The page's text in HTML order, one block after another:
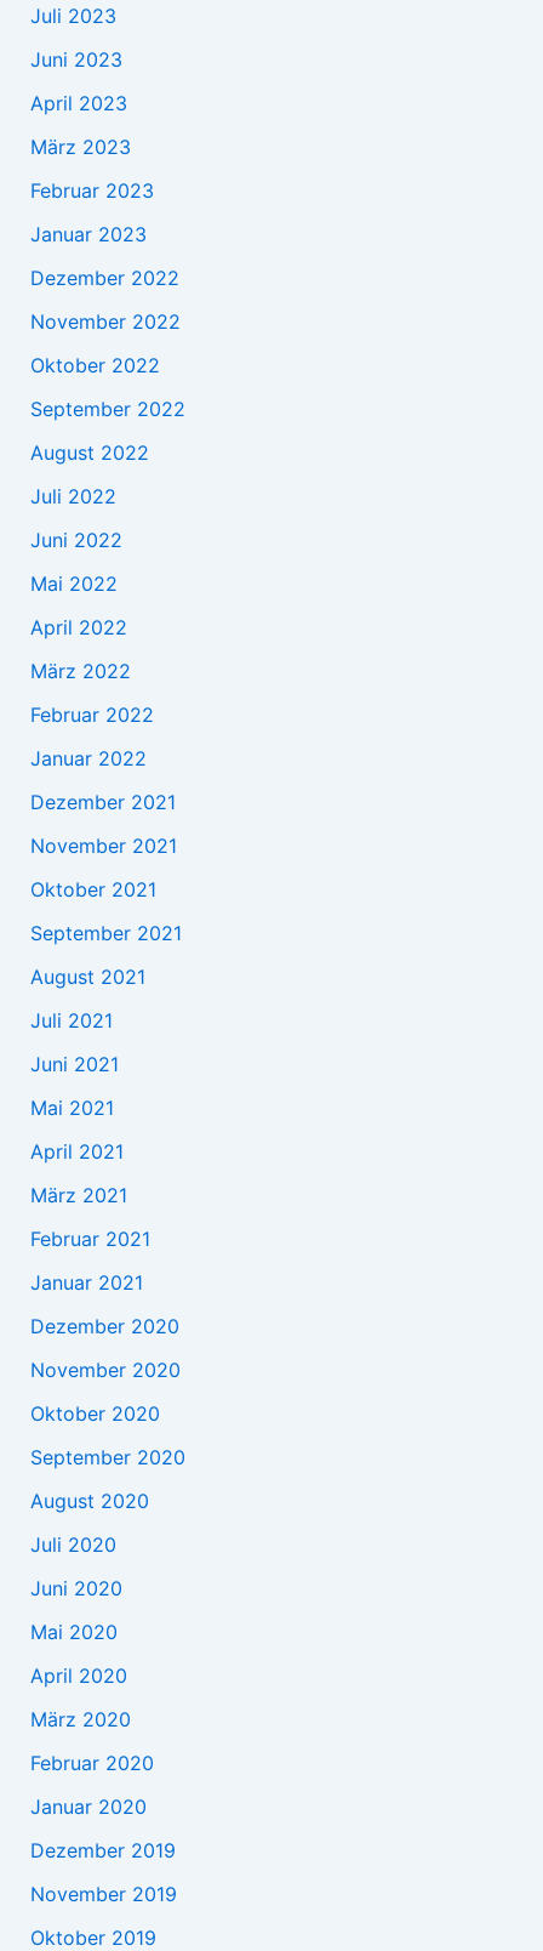
Juli 2023
Juni 2023
April 2023
März 2023
Februar 2023
Januar 2023
Dezember 2022
November 2022
Oktober 2022
September 2022
August 2022
Juli 2022
Juni 2022
Mai 2022
April 2022
März 2022
Februar 2022
Januar 2022
Dezember 2021
November 2021
Oktober 2021
September 2021
August 2021
Juli 2021
Juni 2021
Mai 2021
April 2021
März 2021
Februar 2021
Januar 2021
Dezember 2020
November 2020
Oktober 2020
September 2020
August 2020
Juli 2020
Juni 2020
Mai 2020
April 2020
März 2020
Februar 2020
Januar 2020
Dezember 2019
November 2019
Oktober 2019